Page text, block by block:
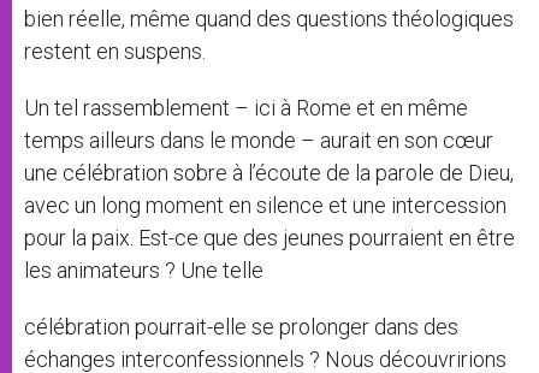
bien réelle, même quand des questions théologiques
restent en suspens.
Un tel rassemblement – ici à Rome et en même
temps ailleurs dans le monde – aurait en son cœur
une célébration sobre à l’écoute de la parole de Dieu,
avec un long moment en silence et une intercession
pour la paix. Est-ce que des jeunes pourraient en être
les animateurs ? Une telle
célébration pourrait-elle se prolonger dans des
échanges interconfessionnels ? Nous découvririons